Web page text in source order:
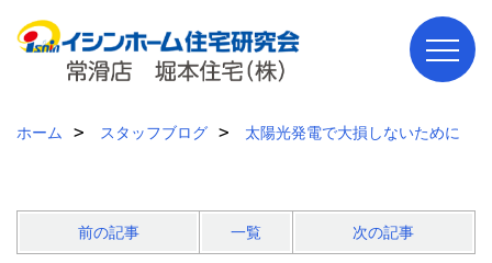
ホーム スタッフブログ 太陽光発電で大損しないために
前の記事 一覧 次の記事